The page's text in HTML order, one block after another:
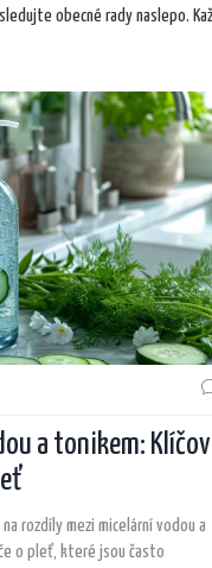
obecné rady naslepo.
a tonikem:
rozdíly mezi micelární vodou a
o pleť, které jsou často